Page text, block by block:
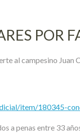
POR
al campesino
item/180345-
a penas entre 33